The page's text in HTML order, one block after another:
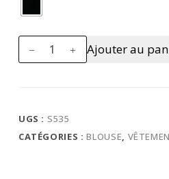
quantité
de
Ajouter au
UGS : S535
CATÉGORIES :BLOUSE,